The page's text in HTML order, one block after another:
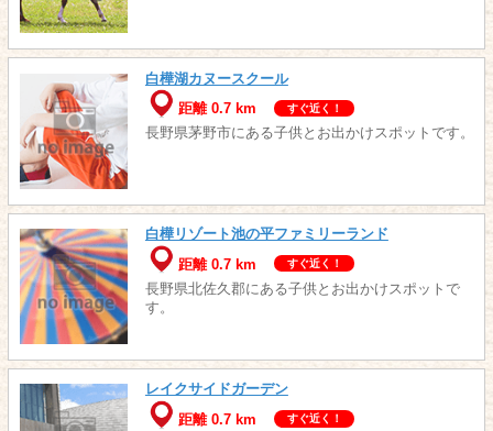
白樺湖カヌースクール
距離 0.7 km
すぐ近く！
長野県茅野市にある子供とお出かけスポットです。
白樺リゾート池の平ファミリーランド
距離 0.7 km
すぐ近く！
長野県北佐久郡にある子供とお出かけスポットで
す。
レイクサイドガーデン
距離 0.7 km
すぐ近く！